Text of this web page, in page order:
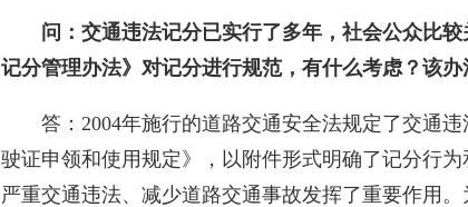
问：交通违法记分已实行了多年，社会公众比
记分管理办法》对记分进行规范，有什么考虑？该办
答：2004年施行的道路交通安全法规定了交通
驶证申领和使用规定》，以附件形式明确了记分行
严重交通违法、减少道路交通事故发挥了重要作用